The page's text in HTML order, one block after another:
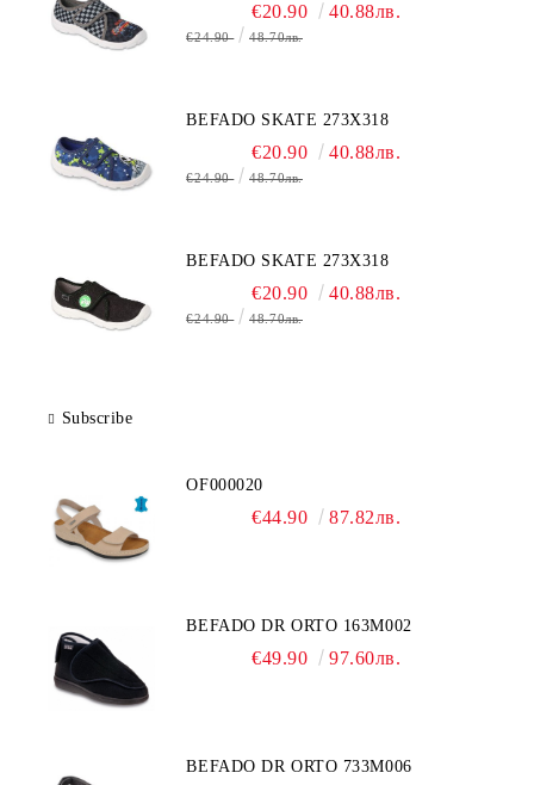
€20.90 40.88лв.
€24.90 48.70лв.
BEFADO SKATE 273X318
€20.90 40.88лв.
€24.90 48.70лв.
BEFADO SKATE 273X318
€20.90 40.88лв.
€24.90 48.70лв.
Subscribe
OF000020
€44.90 87.82лв.
BEFADO DR ORTO 163M002
€49.90 97.60лв.
BEFADO DR ORTO 733M006